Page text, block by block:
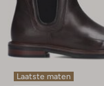
Laatste maten